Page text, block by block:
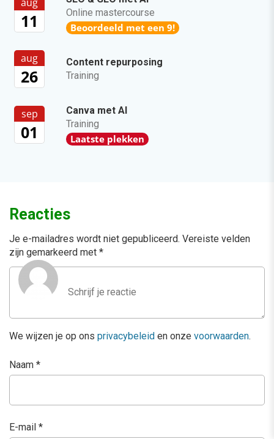
11
Online mastercourse
Beoordeeld met een 9!
aug
26
Content repurposing
Training
sep
01
Canva met AI
Training
Laatste plekken
Reacties
Je e-mailadres wordt niet gepubliceerd. Vereiste velden
zijn gemarkeerd met *
We wijzen je op ons privacybeleid en onze voorwaarden.
Naam *
E-mail *